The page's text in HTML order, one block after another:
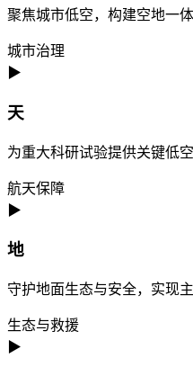
聚焦城市低空，构建空地一
城市治理
▶
天
为重大科研试验提供关键低
航天保障
▶
地
守护地面生态与安全，实现
生态与救援
▶